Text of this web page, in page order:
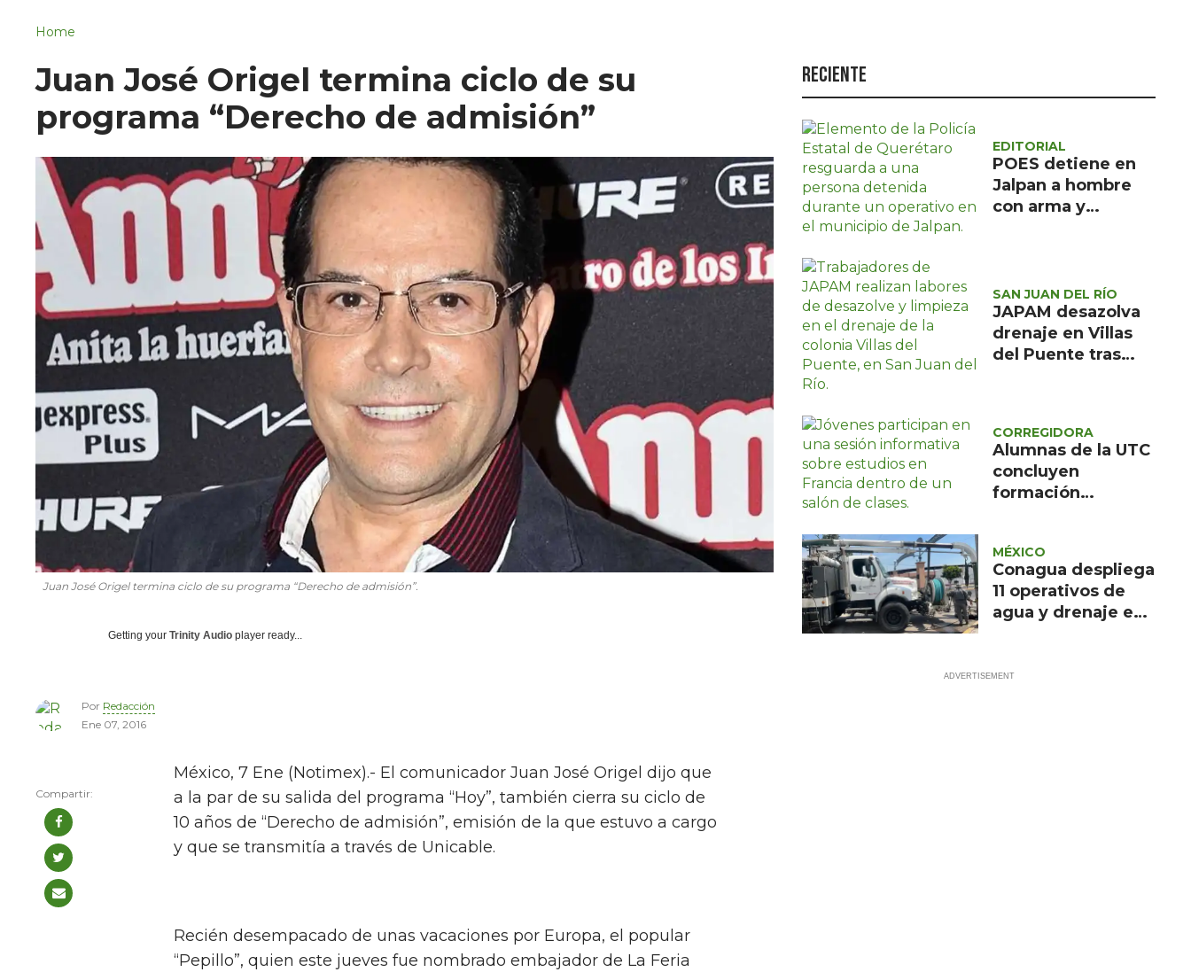
Política
Turismo
Asuntos Sociales
Estilo de vida
Opinión
Home
Juan José Origel termina ciclo de su
programa “Derecho de admisión”
Juan José Origel termina ciclo de su programa “Derecho de admisión”.
Getting your Trinity Audio player ready...
Por Redacción
Ene 07, 2016
México, 7 Ene (Notimex).- El comunicador Juan José Origel dijo que
a la par de su salida del programa “Hoy”, también cierra su ciclo de
10 años de “Derecho de admisión”, emisión de la que estuvo a cargo
y que se transmitía a través de Unicable.
Recién desempacado de unas vacaciones por Europa, el popular
“Pepillo”, quien este jueves fue nombrado embajador de La Feria
Reciente
EDITORIAL
POES detiene en
Jalpan a hombre
con arma y
SAN JUAN DEL RÍO
JAPAM desazolva
drenaje en Villas
del Puente tras
CORREGIDORA
Alumnas de la UTC
concluyen
formación
MÉXICO
Conagua despliega
11 operativos de
agua y drenaje en